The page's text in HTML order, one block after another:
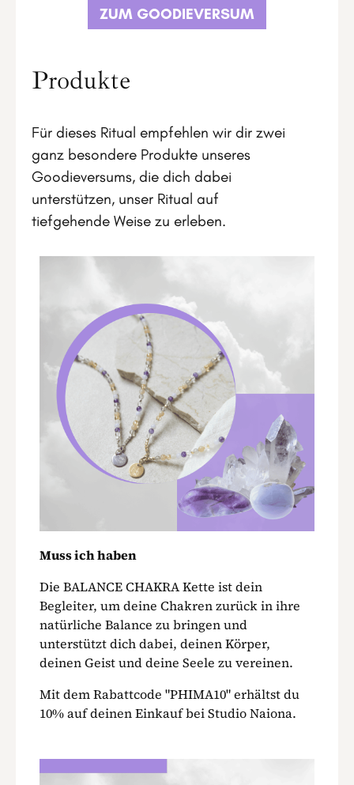
ZUM GOODIEVERSUM
Produkte
Für dieses Ritual empfehlen wir dir zwei
ganz besondere Produkte unseres
Goodieversums, die dich dabei
unterstützen, unser Ritual auf
tiefgehende Weise zu erleben.
Muss ich haben
Die BALANCE CHAKRA Kette ist dein
Begleiter, um deine Chakren zurück in ihre
natürliche Balance zu bringen und
unterstützt dich dabei, deinen Körper,
deinen Geist und deine Seele zu vereinen.
Mit dem Rabattcode "PHIMA10" erhältst du
10% auf deinen Einkauf bei Studio Naiona.